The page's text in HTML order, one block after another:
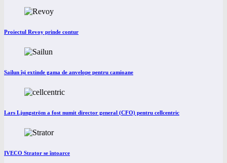
Proiectul Revoy prinde contur
Sailun își extinde gama de anvelope pentru camioane
Lars Ljungström a fost numit director general (CFO) pentru cellcentric
IVECO Strator se întoarce